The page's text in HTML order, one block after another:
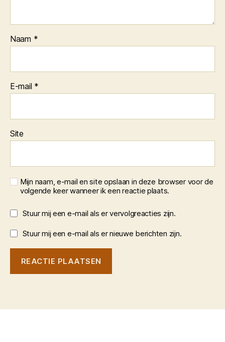
Naam *
E-mail *
Site
Mijn naam, e-mail en site opslaan in deze browser voor de
volgende keer wanneer ik een reactie plaats.
Stuur mij een e-mail als er vervolgreacties zijn.
Stuur mij een e-mail als er nieuwe berichten zijn.